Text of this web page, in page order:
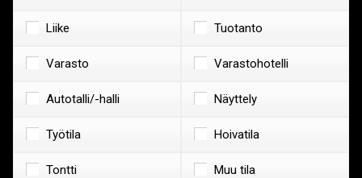
Liike Tuotanto
Varasto Varastohotelli
Autotalli/-halli Näyttely
Työtila Hoivatila
Tontti Muu tila